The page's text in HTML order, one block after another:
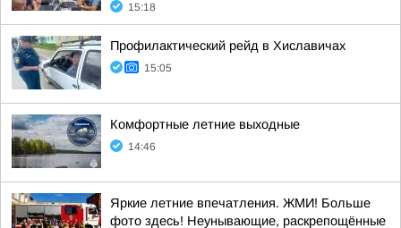
15:18
Профилактический рейд в Хиславичах
15:05
Комфортные летние выходные
14:46
Яркие летние впечатления. ЖМИ! Больше
фото здесь! Неунывающие, раскрепощённые